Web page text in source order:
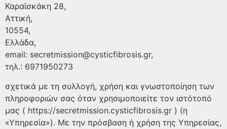
Καραϊσκάκη 28,
Αττική,
10554,
Ελλάδα,
email: secretmission@cysticfibrosis.gr,
τηλ.: 6971950273
σχετικά με τη συλλογή, χρήση και γνωστοποίηση των
πληροφοριών σας όταν χρησιμοποιείτε τον ιστότοπό
μας ( https://secretmission.cysticfibrosis.gr ) (η
«Υπηρεσία»). Με την πρόσβαση ή χρήση της Υπηρεσίας,